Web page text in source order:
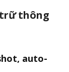
trữ thông
auto-